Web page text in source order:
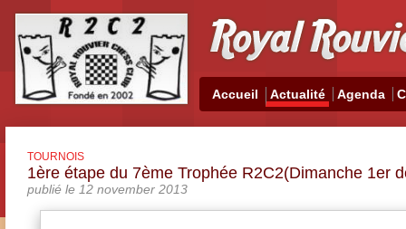
Accueil Actualité Agenda
TOURNOIS
1ère étape du 7ème Trophée R2C2(Dimanche 1er
publié le 12 november 2013